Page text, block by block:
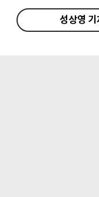
성상영 기